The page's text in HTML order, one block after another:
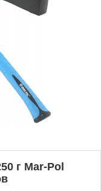
г Mar-Pol